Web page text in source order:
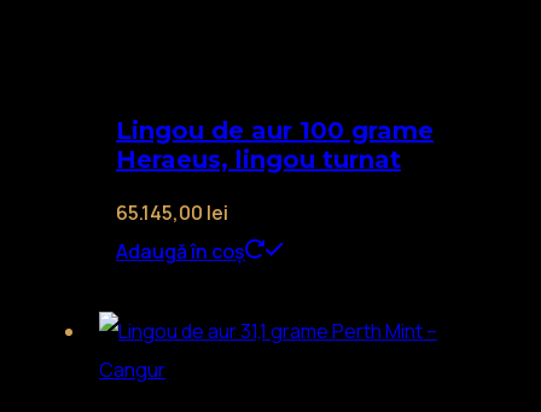
Lingou de aur 100 grame
Heraeus, lingou turnat
65.145,00 lei
Adaugă în coș